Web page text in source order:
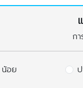
ก
น้อย